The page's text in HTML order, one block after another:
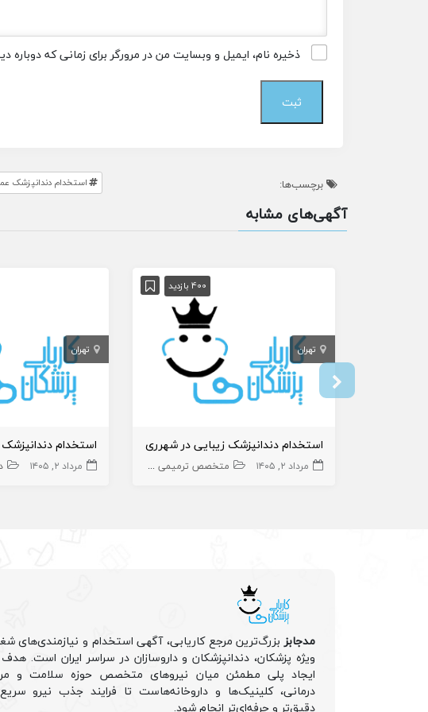
ذخیره نام، ایمیل و وبسایت من در مرورگر برای زمانی که
برچسب‌ها: استخدام دندانپزشک
آگهی‌های مشابه
400 بازدید
تهران
استخدام دندانپزشک زیبایی در شهرری
مرداد ۲, ۱۴۰۵ متخصص ترمیمی و زیبایی دندانپزشک عمومی
تهران
استخدام
مرداد ۲, ۱۴۰۵
مدجابزبزرگ‌ترین مرجع کاریابی، آگهی استخدام و نیازمندی‌های
ویژه پزشکان، دندانپزشکان و داروسازان در سراسر ایران است.
ایجاد پلی مطمئن میان نیروهای متخصص حوزه سلامت و
درمانی، کلینیک‌ها و داروخانه‌هاست تا فرایند جذب نیرو
دقیق‌تر و حرفه‌ای‌تر انجام شود.